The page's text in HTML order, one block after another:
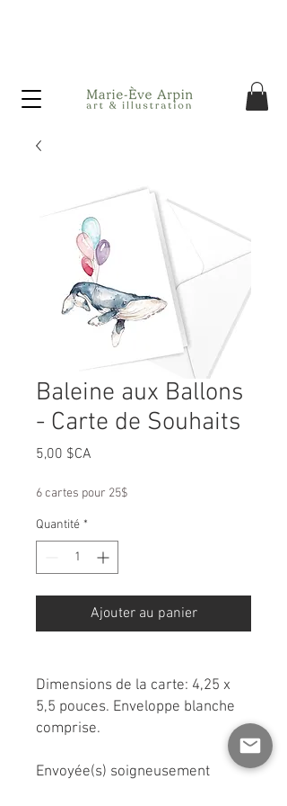
Baleine aux Ballons
- Carte de Souhaits
5,00 $CA
6 cartes pour 25$
Quantité *
Ajouter au panier
Dimensions de la carte: 4,25 x
5,5 pouces. Enveloppe blanche
comprise.
Envoyée(s) soigneusement